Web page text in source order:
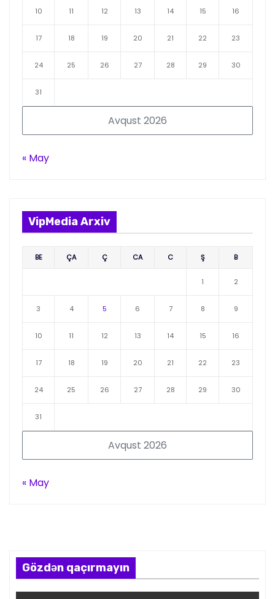
Avqust 2026
10 11 12 13 14 15 16
17 18 19 20 21 22 23
24 25 26 27 28 29 30
31
« May
VipMedia Arxiv
Avqust 2026
BE ÇA Ç CA C Ş B
1 2
3 4 5 6 7 8 9
10 11 12 13 14 15 16
17 18 19 20 21 22 23
24 25 26 27 28 29 30
31
« May
Gözdən qaçırmayın